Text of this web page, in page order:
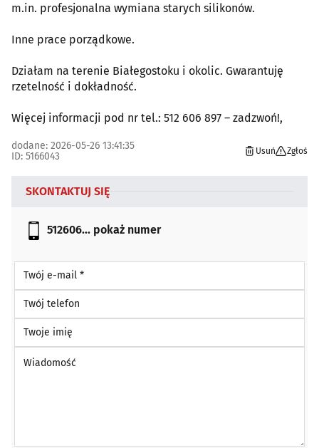
m.in. profesjonalna wymiana starych silikonów.
Inne prace porządkowe.
Działam na terenie Białegostoku i okolic. Gwarantuję
rzetelność i dokładność.
Więcej informacji pod nr tel.: 512 606 897 – zadzwoń!,
dodane: 2026-05-26 13:41:35
ID: 5166043
Usuń Zgłoś
SKONTAKTUJ SIĘ
512606... pokaż numer
Twój e-mail *
Twój telefon
Twoje imię